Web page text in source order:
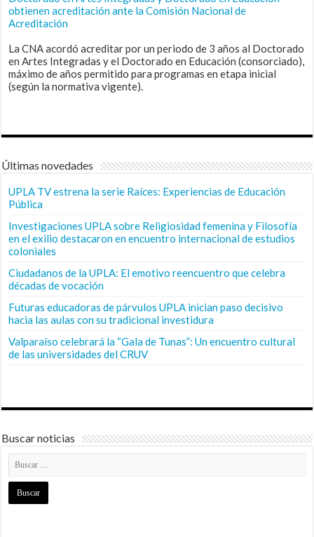
obtienen acreditación ante la Comisión Nacional de
Acreditación
La CNA acordó acreditar por un periodo de 3 años al Doctorado
en Artes Integradas y el Doctorado en Educación (consorciado),
máximo de años permitido para programas en etapa inicial
(según la normativa vigente).
Últimas novedades
UPLA TV estrena la serie Raíces: Experiencias de Educación
Pública
Investigaciones UPLA sobre Religiosidad femenina y Filosofía
en el exilio destacaron en encuentro internacional de estudios
coloniales
Ciudadanos de la UPLA: El emotivo reencuentro que celebra
décadas de vocación
Futuras educadoras de párvulos UPLA inician paso decisivo
hacia las aulas con su tradicional investidura
Valparaíso celebrará la “Gala de Tunas”: Un encuentro cultural
de las universidades del CRUV
Buscar noticias